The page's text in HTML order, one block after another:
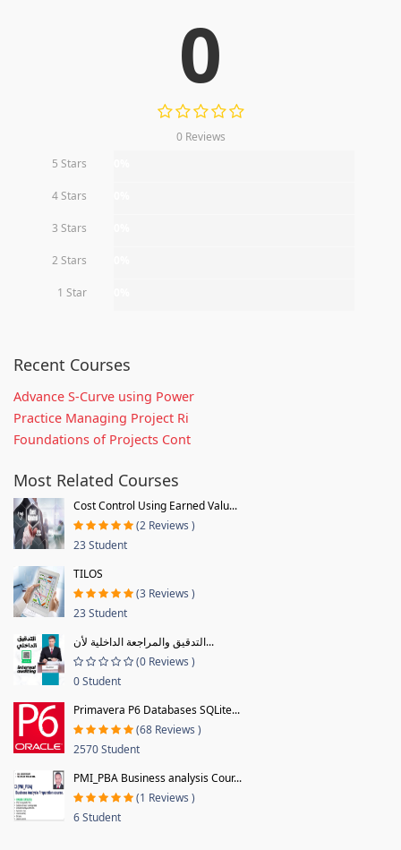
0
0 Reviews
5 Stars
4 Stars
3 Stars
2 Stars
1 Star
Recent Courses
Advance S-Curve using Power
Practice Managing Project Ri
Foundations of Projects Cont
Most Related Courses
Cost Control Using Earned Valu...
(2 Reviews )
23 Student
TILOS
(3 Reviews )
23 Student
التدقيق والمراجعة الداخلية لأن...
(0 Reviews )
0 Student
Primavera P6 Databases SQLite...
(68 Reviews )
2570 Student
PMI_PBA Business analysis Cour...
(1 Reviews )
6 Student